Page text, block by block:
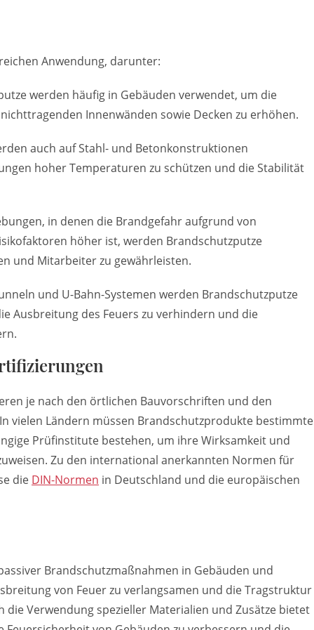
Anwendung, darunter:
werden häufig in Gebäuden verwendet, um die
Innenwänden sowie Decken zu erhöhen.
auch auf Stahl- und Betonkonstruktionen
hoher Temperaturen zu schützen und die Stabilität
in denen die Brandgefahr aufgrund von
höher ist, werden Brandschutzputze
und Mitarbeiter zu gewährleisten.
und U-Bahn-Systemen werden Brandschutzputze
Ausbreitung des Feuers zu verhindern und die
je nach den örtlichen Bauvorschriften und den
vielen Ländern müssen Brandschutzprodukte bestimmte
Prüfinstitute bestehen, um ihre Wirksamkeit und
Zu den international anerkannten Normen für
die DIN-Normen in Deutschland und die europäischen
Brandschutzmaßnahmen in Gebäuden und
von Feuer zu verlangsamen und die Tragstruktur
Verwendung spezieller Materialien und Zusätze bietet